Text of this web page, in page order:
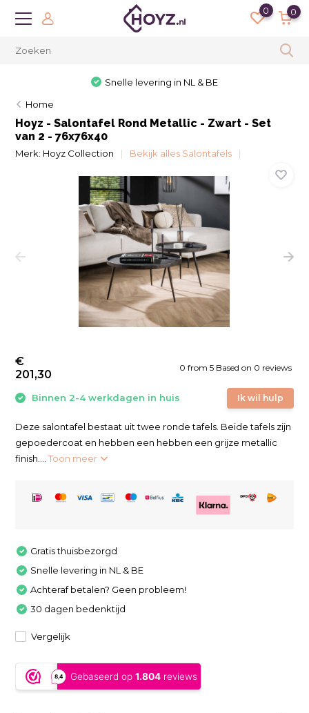
0 0
Snelle levering in NL & BE
Home
Hoyz - Salontafel Rond Metallic - Zwart - Set
van 2 - 76x76x40
Merk: Hoyz Collection Bekijk alles Salontafels
0 from 5 Based on 0 reviews
Ik wil hulp
€
201,30
Binnen 2-4 werkdagen in huis
Deze salontafel bestaat uit twee ronde tafels. Beide tafels zijn
gepoedercoat en hebben een hebben een grijze metallic
finish....Toon meer
Gratis thuisbezorgd
Snelle levering in NL & BE
Achteraf betalen? Geen probleem!
30 dagen bedenktijd
Vergelijk